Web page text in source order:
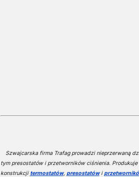
Szwajcarska firma Trafag prowadzi nieprzerwaną
tym presostatów i przetworników ciśnienia.
konstrukcji termostatów, presostatówi